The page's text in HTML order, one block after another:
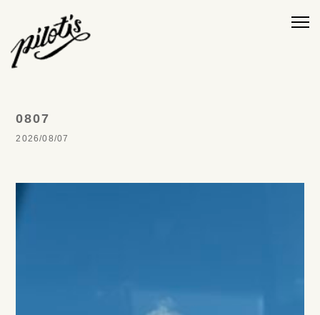
0807
2026/08/07